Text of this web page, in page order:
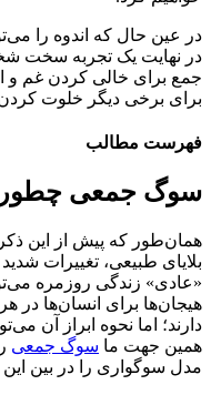
در عین حال که اندوه را
در نهایت یک تجربه سخت
جمع برای خالی کردن غم و
برای برخی دیگر خلوت کردن
فهرست مطالب
سوگ جمعی چطور
همان‌طور که پیش از این
بلایای طبیعی، تغییرات
«عادی» زندگی روزمره
هیجان‌ها برای انسان‌ها در
دارند؛ اما نحوه ابراز آن
همین جهت ما سوگ جمعی
مدل سوگواری را در بین